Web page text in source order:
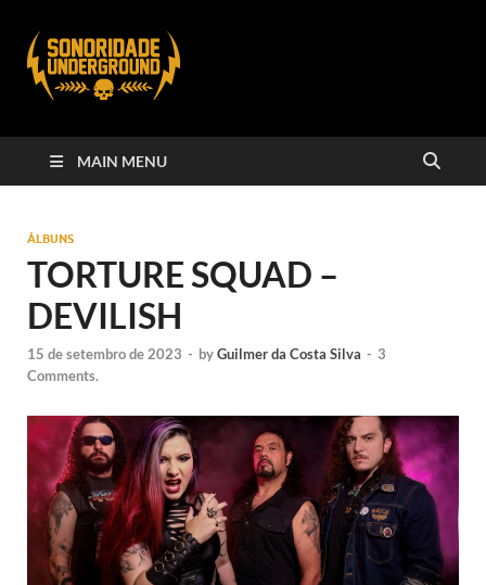
MAIN MENU
ÁLBUNS
TORTURE SQUAD –
DEVILISH
15 de setembro de 2023 - byGuilmer da Costa Silva - 3
Comments.